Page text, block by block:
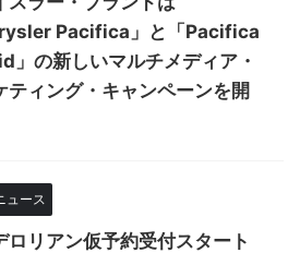
Pacifica」と「Pacifica
」の新しいマルチメディア・
ティング・キャンペーンを開
ュース
ロリアン仮予約受付スタート